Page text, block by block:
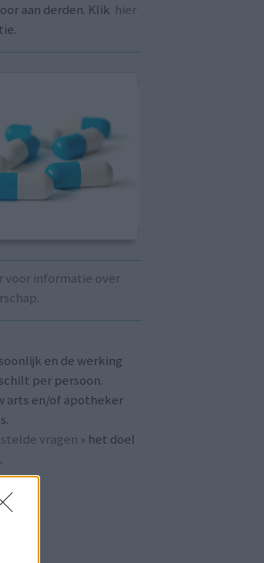
aan derden. Klik hier
voor informatie over
en de werking
per persoon.
arts en/of apotheker
vragen » het doel
.